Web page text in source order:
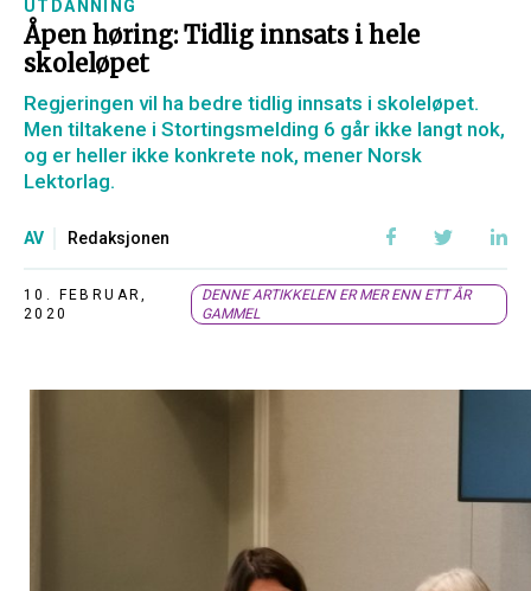
UTDANNING
Åpen høring: Tidlig innsats i hele
skoleløpet
Regjeringen vil ha bedre tidlig innsats i skoleløpet.
Men tiltakene i Stortingsmelding 6 går ikke langt nok,
og er heller ikke konkrete nok, mener Norsk
Lektorlag.
AV Redaksjonen
10. FEBRUAR,
2020
DENNE ARTIKKELEN ER MER ENN ETT ÅR
GAMMEL